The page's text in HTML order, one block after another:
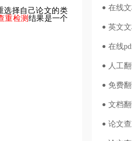
选择自己论文的类
重检测结果是一个
在线
英文
在线
人工
免费
文档
论文